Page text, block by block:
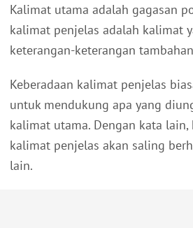
Kalimat utama adalah gagasan
kalimat penjelas adalah kalimat
keterangan-keterangan
Keberadaan kalimat penjelas
untuk mendukung apa yang
kalimat utama. Dengan kata
kalimat penjelas akan saling
lain.